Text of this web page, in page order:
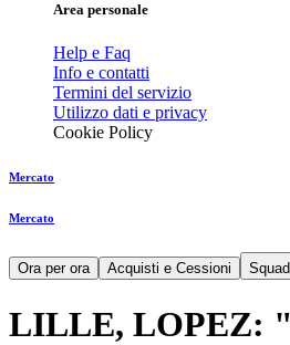
Area personale
Help e Faq
Info e contatti
Termini del servizio
Utilizzo dati e privacy
Cookie Policy
Mercato
Mercato
Ora per ora Acquisti e Cessioni
LILLE, LOPEZ: